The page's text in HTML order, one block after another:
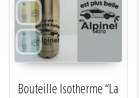
Bouteille Isotherme “La